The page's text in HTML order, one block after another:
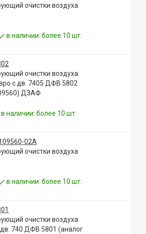
очистки воздуха
в наличии: более 10 шт.
очистки воздуха
с дв. 7405 ДФВ 5802
ДЗАФ
в наличии: более 10 шт.
02А
очистки воздуха
в наличии: более 10 шт.
очистки воздуха
740 ДФВ 5801 (аналог